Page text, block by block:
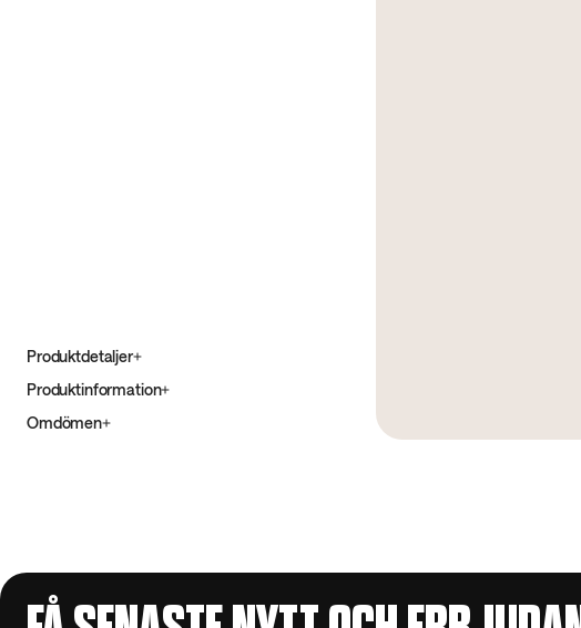
Produktdetaljer
Produktinformation
Omdömen